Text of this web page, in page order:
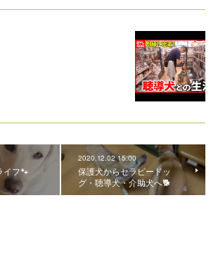
イフ🐾
2020.12.02 15:00
保護犬からセラピードッ
グ・聴導犬・介助犬へ🐕